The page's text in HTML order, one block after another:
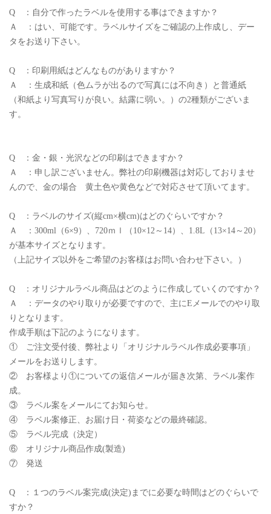
Q ：自分で作ったラベルを使用する事はできますか？
Ａ ：はい、可能です。ラベルサイズをご確認の上作成し、デー
タをお送り下さい。
Q ：印刷用紙はどんなものがありますか？
Ａ ：生成和紙（色ムラが出るので写真には不向き）と普通紙
（和紙より写真写りが良い。結露に弱い。）の2種類がございま
す。
Q ：金・銀・光沢などの印刷はできますか？
Ａ ：申し訳ございません。弊社の印刷機器は対応しておりませ
んので、金の場合 黄土色や黄色などで対応させて頂いてます。
Q ：ラベルのサイズ(縦cm×横cm)はどのぐらいですか？
Ａ ：300ml（6×9）、720ｍｌ（10×12～14）、1.8L（13×14～20）
が基本サイズとなります。
（上記サイズ以外をご希望のお客様はお問い合わせ下さい。）
Q ：オリジナルラベル商品はどのように作成していくのですか？
Ａ ：データのやり取りが必要ですので、主にEメールでのやり取
りとなります。
作成手順は下記のようになります。
① ご注文受付後、弊社より「オリジナルラベル作成必要事項」
メールをお送りします。
② お客様より①についての返信メールが届き次第、ラベル案作
成。
③ ラベル案をメールにてお知らせ。
④ ラベル案修正、お届け日・荷姿などの最終確認。
⑤ ラベル完成（決定）
⑥ オリジナル商品作成(製造)
⑦ 発送
Q ：１つのラベル案完成(決定)までに必要な時間はどのぐらいで
すか？